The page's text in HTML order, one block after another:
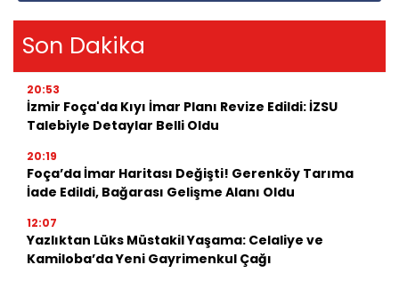
Son Dakika
20:53
İzmir Foça'da Kıyı İmar Planı Revize Edildi: İZSU
Talebiyle Detaylar Belli Oldu
20:19
Foça’da İmar Haritası Değişti! Gerenköy Tarıma
İade Edildi, Bağarası Gelişme Alanı Oldu
12:07
Yazlıktan Lüks Müstakil Yaşama: Celaliye ve
Kamiloba’da Yeni Gayrimenkul Çağı